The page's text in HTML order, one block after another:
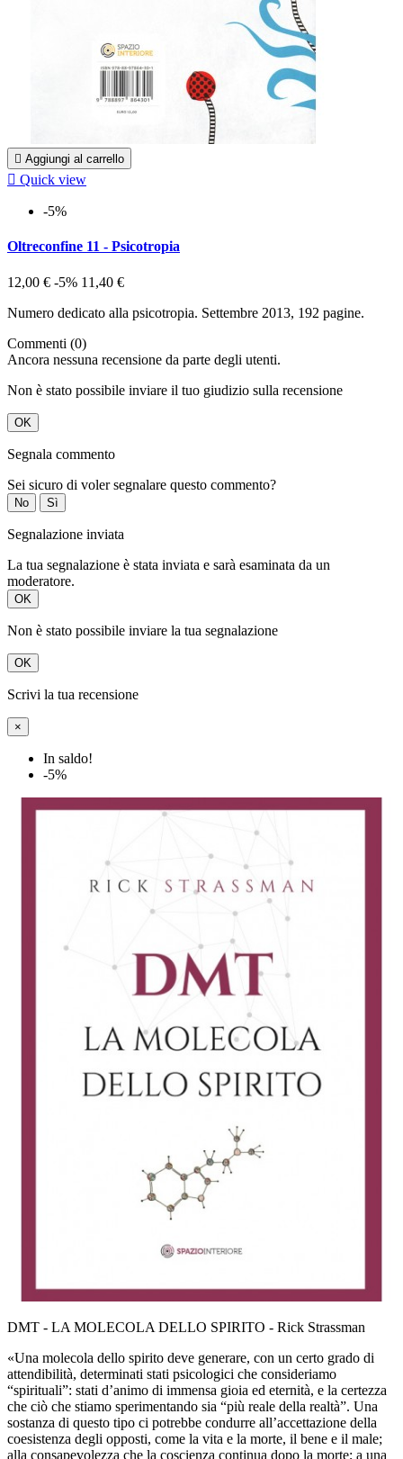
 Aggiungi al carrello
 Quick view
-5%
Oltreconfine 11 - Psicotropia
12,00 € -5% 11,40 €
Numero dedicato alla psicotropia. Settembre 2013, 192 pagine.
Commenti (0)
Ancora nessuna recensione da parte degli utenti.
Non è stato possibile inviare il tuo giudizio sulla recensione
OK
Segnala commento
Sei sicuro di voler segnalare questo commento?
No Sì
Segnalazione inviata
La tua segnalazione è stata inviata e sarà esaminata da un
moderatore.
OK
Non è stato possibile inviare la tua segnalazione
OK
Scrivi la tua recensione
×
In saldo!
-5%
DMT - LA MOLECOLA DELLO SPIRITO - Rick Strassman
«Una molecola dello spirito deve generare, con un certo grado di
attendibilità, determinati stati psicologici che consideriamo
“spirituali”: stati d’animo di immensa gioia ed eternità, e la certezza
che ciò che stiamo sperimentando sia “più reale della realtà”. Una
sostanza di questo tipo ci potrebbe condurre all’accettazione della
coesistenza degli opposti, come la vita e la morte, il bene e il male;
alla consapevolezza che la coscienza continua dopo la morte; a una